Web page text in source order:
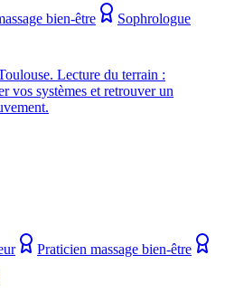
bien-être
Sophrologue
Lecture du terrain :
vos systèmes et retrouver un
Praticien massage bien-être